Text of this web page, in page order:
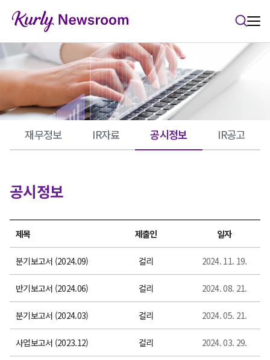
재무정보 IR자료 공시정보 IR공고
공시정보
제목 제출인 일자
분기보고서 (2024.09) 컬리 2024. 11. 19.
반기보고서 (2024.06) 컬리 2024. 08. 21.
분기보고서 (2024.03) 컬리 2024. 05. 21.
사업보고서 (2023.12) 컬리 2024. 03. 29.